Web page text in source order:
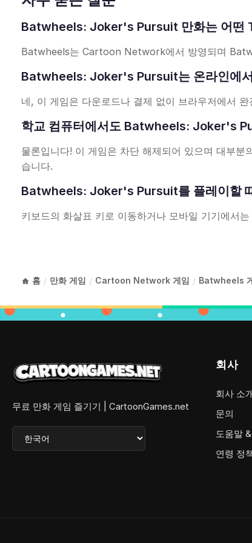
Batwheels: Joker's Pursuit 만화는 어떤
Batwheels는 Cartoon Network에서 방영되며
Batwheels: Joker's Pursuit는 온라인에
네, 이 게임은 다운로드나 결제 없이 브라우저에서
학교 컴퓨터에서도 Batwheels: Joker's
물론입니다! 이 게임은 차단 해제되어 있으며 대부
습니다.
Batwheels: Joker's Pursuit를 플레이할
키보드의 화살표 키로 이동하거나 모바일 기기에서
홈 / 만화 게임 / Cartoon Network 게임 / Batwheels
무료 만화 게임 즐기기 | CartoonGames.net
회사
회사 소
문의
도움말
연령 정